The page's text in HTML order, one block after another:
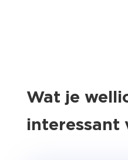
Wat je
interessant